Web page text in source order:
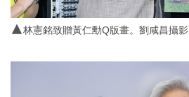
▲林憲銘致贈黃仁勳Q版畫。劉咸昌攝影